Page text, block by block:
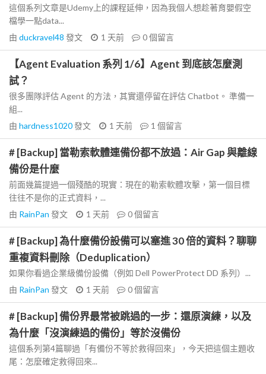
這個系列文章是Udemy上的課程延伸，因為我個人想趁著育嬰假空
檔學一點data...
由 duckravel48 發文 1 天前 0個留言
【Agent Evaluation 系列 1/6】Agent 到底該怎麼測
試？
很多團隊評估 Agent 的方法，其實還停留在評估 Chatbot。 準備一
組...
由 hardness1020發文 1 天前 1 個留言
# [Backup] 當勒索軟體連備份都不放過：Air Gap 與離線
備份是什麼
前面幾篇提過一個殘酷的現實：現在的勒索軟體攻擊，第一個目標
往往不是你的正式資料，...
由 RainPan 發文 1 天前 0個留言
# [Backup] 為什麼備份設備可以塞進 30 倍的資料？聊聊
重複資料刪除（Deduplication）
如果你看過企業級備份設備（例如 Dell PowerProtect DD 系列）...
由 RainPan 發文 1 天前 0個留言
# [Backup] 備份界最常被跳過的一步：還原演練，以及
為什麼「沒演練過的備份」等於沒備份
這個系列第4篇聊過「有備份不等於救得回來」，今天把這個主題收
尾：怎麼確定救得回來...